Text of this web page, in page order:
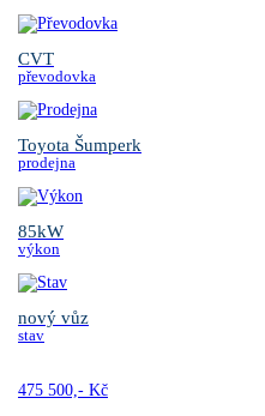
CVT
převodovka
Toyota Šumperk
prodejna
85kW
výkon
nový vůz
stav
475 500,- Kč